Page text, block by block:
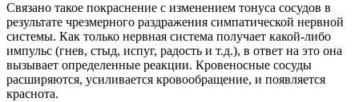
Связано такое покраснение с изменением тонуса сосудов в
результате чрезмерного раздражения симпатической нервной
системы. Как только нервная система получает какой-либо
импульс (гнев, стыд, испуг, радость и т.д.), в ответ на это она
вызывает определенные реакции. Кровеносные сосуды
расширяются, усиливается кровообращение, и появляется
краснота.